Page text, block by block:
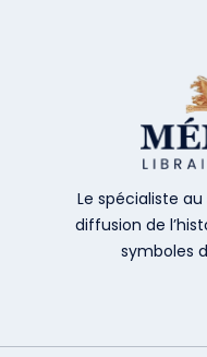
Le spécialiste
diffusion de
symboles